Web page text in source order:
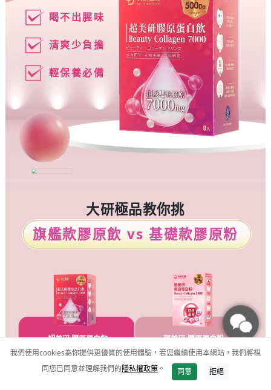
加入購物車
喝不出腥味
清爽少負擔
輕保養必備
大研極品教你挑
旗艦款膠原飲vs基礎款膠原粉
超美研 膠原蛋白飲
飲品
輕美研 膠原蛋白粉
粉包
我們使用cookies為你提供更優質的使用體驗，若您繼續使用本網站，我們將視
同您已同意並理解我們的隱私權政策 。 同意 拒絕